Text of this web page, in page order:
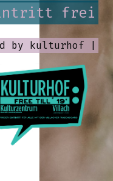
frei
by kulturhof |